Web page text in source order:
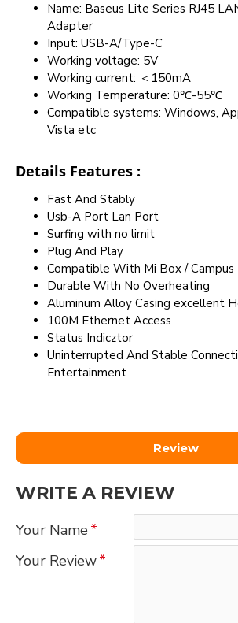
Name: Baseus Lite Series RJ45
Adapter
Input: USB-A/Type-C
Working voltage: 5V
Working current: ＜150mA
Working Temperature: 0℃-55℃
Compatible systems: Windows,
Vista etc
Details Features :
Fast And Stably
Usb-A Port Lan Port
Surfing with no limit
Plug And Play
Compatible With Mi Box /
Durable With No Overheating
Aluminum Alloy Casing excellent
100M Ethernet Access
Status Indicztor
Uninterrupted And Stable
Entertainment
Review
WRITE A REVIEW
Your Name
Your Review